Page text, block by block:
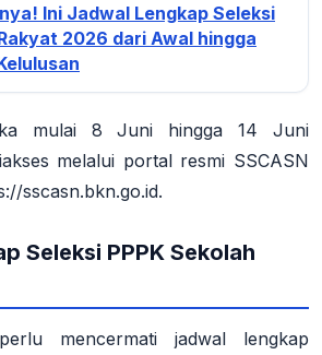
Ini Jadwal Lengkap Seleksi
2026 dari Awal hingga
mulai 8 Juni hingga 14 Juni
melalui portal resmi SSCASN
sscasn.bkn.go.id.
Seleksi PPPK Sekolah
mencermati jadwal lengkap